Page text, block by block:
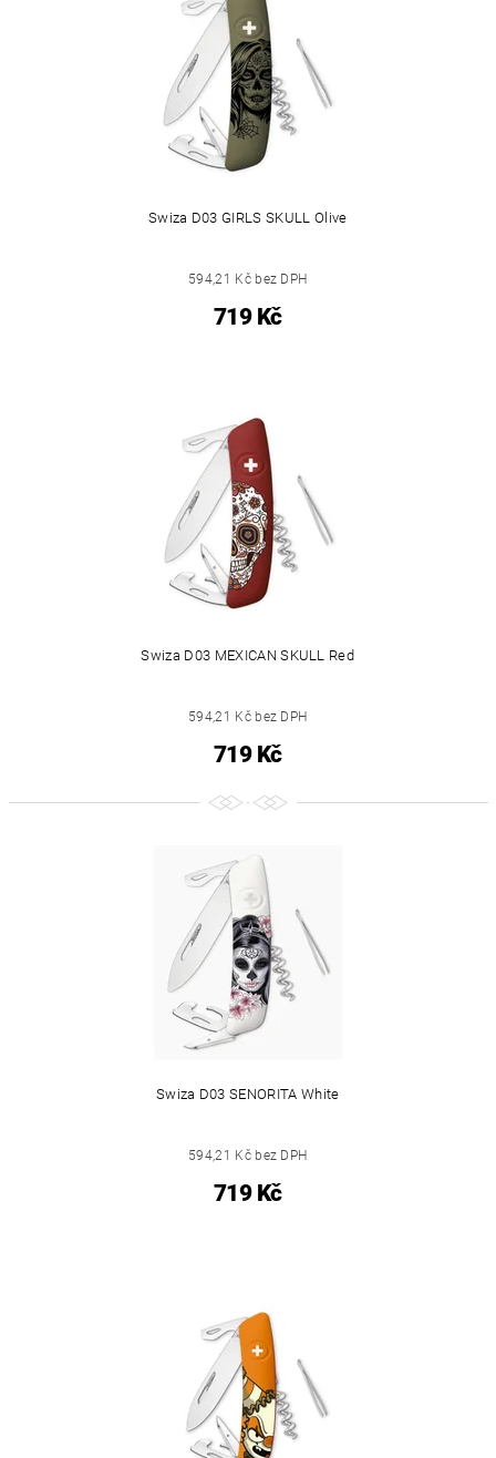
Swiza D03 GIRLS SKULL Olive
594,21 Kč bez DPH
719 Kč
Swiza D03 MEXICAN SKULL Red
594,21 Kč bez DPH
719 Kč
Swiza D03 SENORITA White
594,21 Kč bez DPH
719 Kč